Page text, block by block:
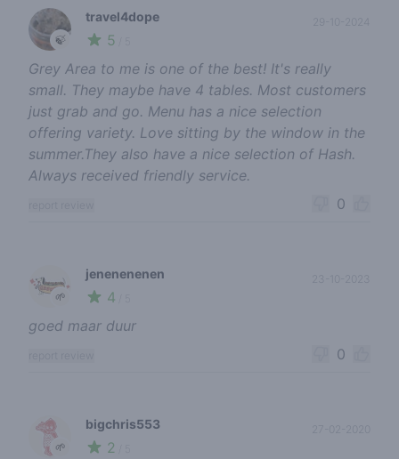
🍃
travel4dope
5
Grey Area to me is one of the best! It's really
small. They maybe have 4 tables. Most customers
just grab and go. Menu has a nice selection
offering variety. Love sitting by the window in the
summer.They also have a nice selection of Hash.
Always received friendly service.
0
🌱
jenenenenen
4
23-10-2023
goed maar duur
0
🌱
bigchris553
2